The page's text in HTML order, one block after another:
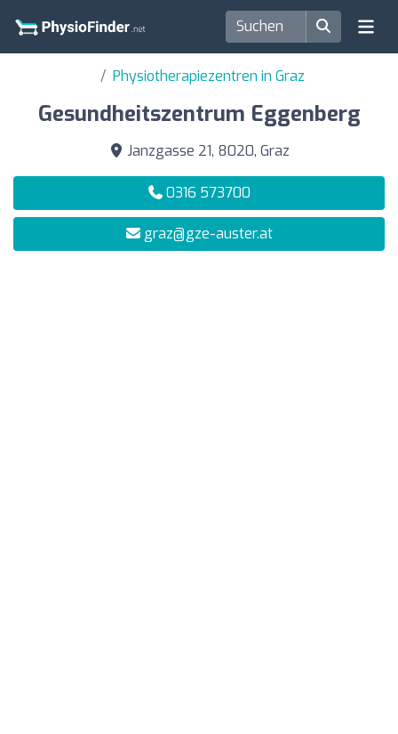
Physiotherapiezentren in Graz
Gesundheitszentrum Eggenberg
Janzgasse 21, 8020, Graz
0316 573700
graz@gze-auster.at